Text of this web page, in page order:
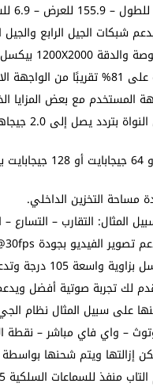
شبكات الجيل الرابع والجيل
المعالج
مساحة التخزين الداخلي.
التقارب – التسارع
على سبيل المثال نظام
– واي فاي مباشر – نقطة